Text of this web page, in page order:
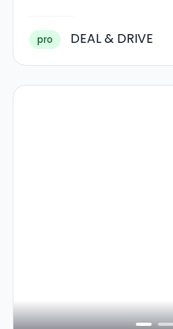
pro DEAL & DRIVE